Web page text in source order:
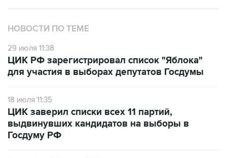
НОВОСТИ ПО ТЕМЕ
29 июля 11:38
ЦИК РФ зарегистрировал список "Яблока"
для участия в выборах депутатов Госдумы
18 июля 11:35
ЦИК заверил списки всех 11 партий,
выдвинувших кандидатов на выборы в
Госдуму РФ